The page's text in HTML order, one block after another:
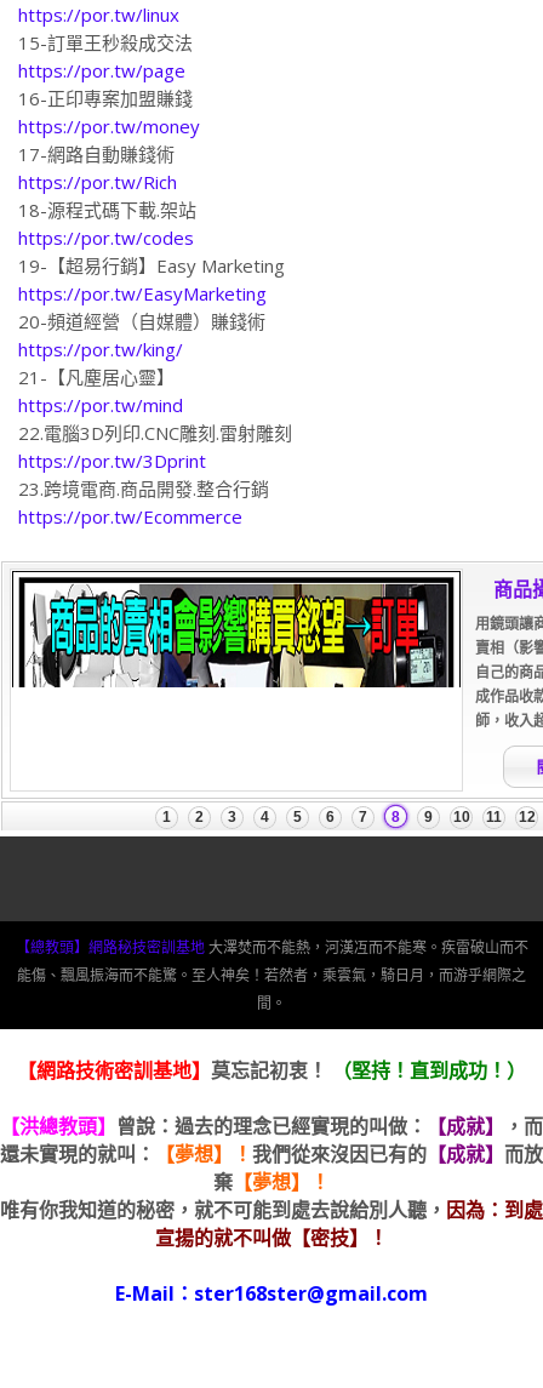
https://por.tw/linux
15-訂單王秒殺成交法
https://por.tw/page
16-正印專案加盟賺錢
https://por.tw/money
17-網路自動賺錢術
https://por.tw/Rich
18-源程式碼下載.架站
https://por.tw/codes
19-【超易行銷】Easy Marketing
https://por.tw/EasyMarketing
20-頻道經營（自媒體）賺錢術
https://por.tw/king/
21-【凡塵居心靈】
https://por.tw/mind
22.電腦3D列印.CNC雕刻.雷射雕刻
https://por.tw/3Dprint
23.跨境電商.商品開發.整合行銷
https://por.tw/Ecommerce
【總教頭】網路秘技密訓基地大澤焚而不能熱，河漢冱而不能寒。疾雷破山而不
能傷、飄風振海而不能驚。至人神矣！若然者，乘雲氣，騎日月，而游乎網際之
間。
【網路技術密訓基地】 莫忘記初衷！ （堅持！直到成功！）
【洪總教頭】 曾說：過去的理念已經實現的叫做： 【成就】
，而
還未實現的就叫：
【夢想】！ 我們從來沒因已有的 【成就】 而放
棄 【夢想】！
唯有你我知道的秘密，就不可能到處去說給別人聽， 因為：到處
宣揚的就不叫做【密技】！
E-Mail：ster168ster@gmail.com